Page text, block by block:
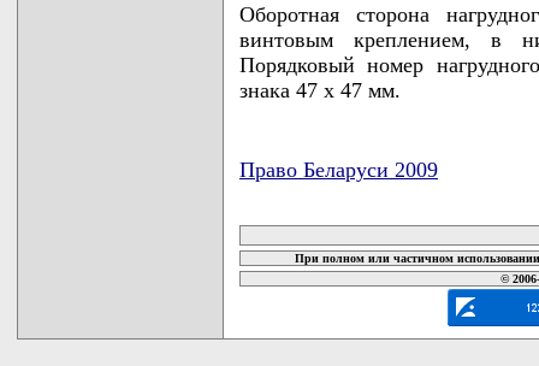
Оборотная сторона
винтовым креплением, в
Порядковый номер
знака 47 x 47 мм.
Право Беларуси 2009
При полном или частичном
©